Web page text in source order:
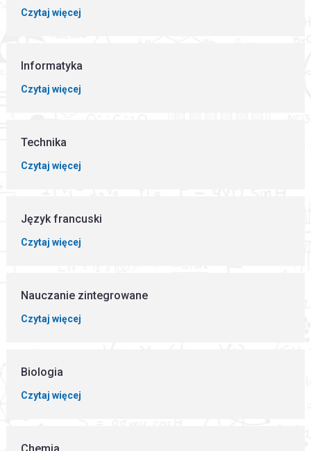
Czytaj więcej
Informatyka
Czytaj więcej
Technika
Czytaj więcej
Język francuski
Czytaj więcej
Nauczanie zintegrowane
Czytaj więcej
Biologia
Czytaj więcej
Chemia